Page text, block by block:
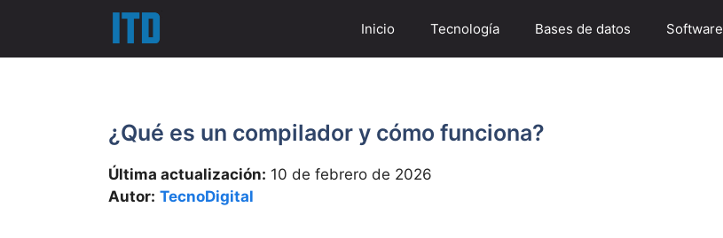
contenido
Inicio Tecnología Bases de datos Software
¿Qué es un compilador y cómo funciona?
Última actualización: 10 de febrero de 2026
Autor: TecnoDigital